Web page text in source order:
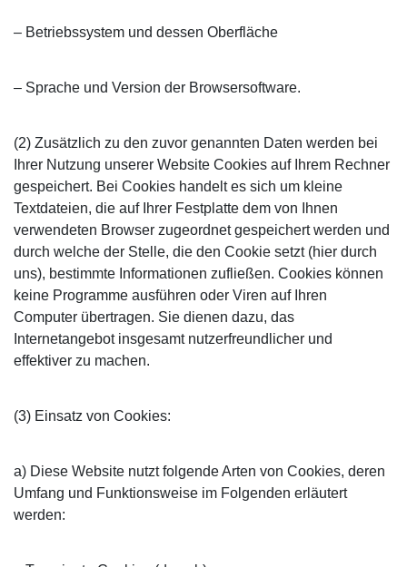
– Betriebssystem und dessen Oberfläche
– Sprache und Version der Browsersoftware.
(2) Zusätzlich zu den zuvor genannten Daten werden bei
Ihrer Nutzung unserer Website Cookies auf Ihrem Rechner
gespeichert. Bei Cookies handelt es sich um kleine
Textdateien, die auf Ihrer Festplatte dem von Ihnen
verwendeten Browser zugeordnet gespeichert werden und
durch welche der Stelle, die den Cookie setzt (hier durch
uns), bestimmte Informationen zufließen. Cookies können
keine Programme ausführen oder Viren auf Ihren
Computer übertragen. Sie dienen dazu, das
Internetangebot insgesamt nutzerfreundlicher und
effektiver zu machen.
(3) Einsatz von Cookies:
a) Diese Website nutzt folgende Arten von Cookies, deren
Umfang und Funktionsweise im Folgenden erläutert
werden: